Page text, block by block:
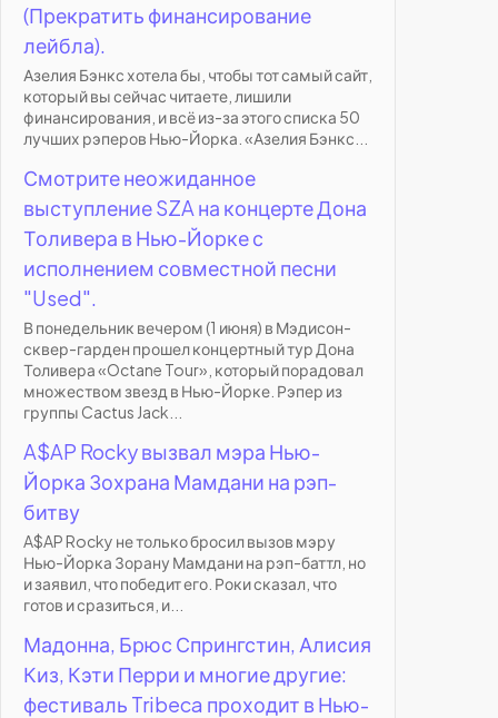
(Прекратить финансирование
лейбла).
Азелия Бэнкс хотела бы, чтобы тот самый сайт,
который вы сейчас читаете, лишили
финансирования, и всё из-за этого списка 50
лучших рэперов Нью-Йорка. «Азелия Бэнкс...
Смотрите неожиданное
выступление SZA на концерте Дона
Толивера в Нью-Йорке с
исполнением совместной песни
"Used".
В понедельник вечером (1 июня) в Мэдисон-
сквер-гарден прошел концертный тур Дона
Толивера «Octane Tour», который порадовал
множеством звезд в Нью-Йорке. Рэпер из
группы Cactus Jack...
A$AP Rocky вызвал мэра Нью-
Йорка Зохрана Мамдани на рэп-
битву
A$AP Rocky не только бросил вызов мэру
Нью-Йорка Зорану Мамдани на рэп-баттл, но
и заявил, что победит его. Роки сказал, что
готов и сразиться, и...
Мадонна, Брюс Спрингстин, Алисия
Киз, Кэти Перри и многие другие:
фестиваль Tribeca проходит в Нью-